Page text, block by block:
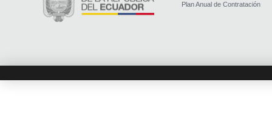
Plan Anual de Contratación